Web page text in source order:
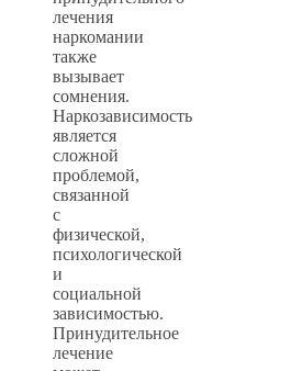
лечения
наркомании
также
вызывает
сомнения.
Наркозависимость
является
сложной
проблемой,
связанной
с
физической,
психологической
и
социальной
зависимостью.
Принудительное
лечение